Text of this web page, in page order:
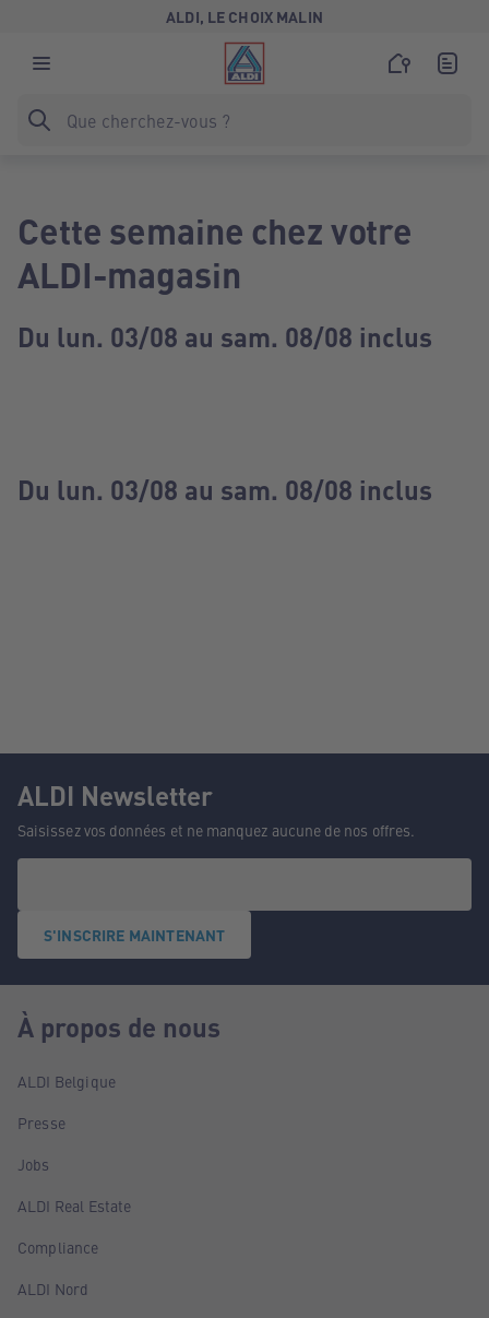
ALDI, LE CHOIX MALIN
Cette semaine chez votre
ALDI-magasin
Du lun. 03/08 au sam. 08/08 inclus
Du lun. 03/08 au sam. 08/08 inclus
ALDI Newsletter
Saisissez vos données et ne manquez aucune de nos offres.
S'INSCRIRE MAINTENANT
À propos de nous
ALDI Belgique
Presse
Jobs
ALDI Real Estate
Compliance
ALDI Nord